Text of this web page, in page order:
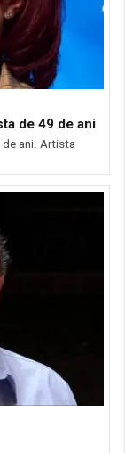
de 49 de ani
de ani. Artista